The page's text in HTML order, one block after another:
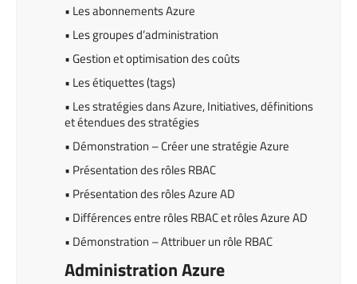
• Les abonnements Azure
• Les groupes d’administration
• Gestion et optimisation des coûts
• Les étiquettes (tags)
• Les stratégies dans Azure, Initiatives, définitions
et étendues des stratégies
• Démonstration – Créer une stratégie Azure
• Présentation des rôles RBAC
• Présentation des rôles Azure AD
• Différences entre rôles RBAC et rôles Azure AD
• Démonstration – Attribuer un rôle RBAC
Administration Azure